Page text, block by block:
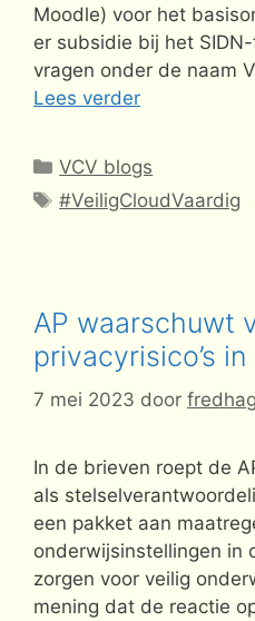
Moodle) voor het
er subsidie bij het
vragen onder de naam
Lees verder
Categorieën
VCV blogs
Tags
#VeiligCloudVaardig
AP waarschuwt
privacyrisico’s
7 mei 2023 door
In de brieven roept de
als
een pakket aan
onderwijsinstellingen in
zorgen voor veilig
mening dat de reactie